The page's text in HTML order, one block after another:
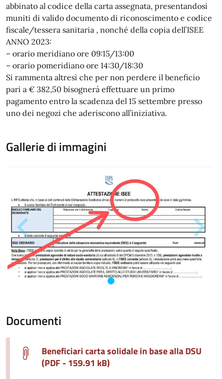
abbinato al codice della carta assegnata, presentandosi
muniti di valido documento di riconoscimento e codice
fiscale/tessera sanitaria , nonché della copia dell’ISEE
ANNO 2023:
– orario meridiano ore 09:15/13:00
– orario pomeridiano ore 14:30/18:30
Si rammenta altresì che per non perdere il beneficio
pari a € 382,50 bisognerà effettuare un primo
pagamento entro la scadenza del 15 settembre presso
uno dei negozi che aderiscono all’iniziativa.
Gallerie di immagini
Documenti
Beneficiari carta solidale in base alla DSU
(PDF - 159.91 kB)